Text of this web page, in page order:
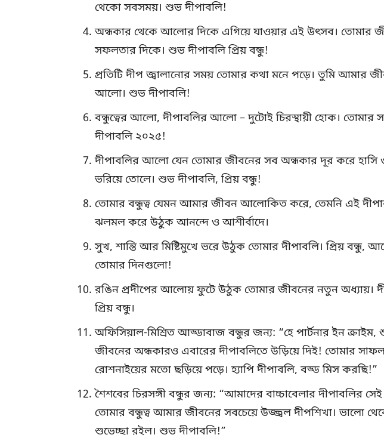
থেকো সবসময়। শুভ দীপাবলি!
অন্ধকার থেকে আলোর দিকে এগিয়ে যাওয়ার এই উৎসব। তোমার
সফলতার দিকে। শুভ দীপাবলি প্রিয় বন্ধু!
প্রতিটি দীপ জ্বালানোর সময় তোমার কথা মনে পড়ে। তুমি আমার
আলো। শুভ দীপাবলি!
বন্ধুত্বের আলো, দীপাবলির আলো – দুটোই চিরস্থায়ী হোক।
দীপাবলি ২০২৫!
দীপাবলির আলো যেন তোমার জীবনের সব অন্ধকার দূর করে
ভরিয়ে তোলে। শুভ দীপাবলি, প্রিয় বন্ধু!
তোমার বন্ধুত্ব যেমন আমার জীবন আলোকিত করে, তেমনি এই
ঝলমল করে উঠুক আনন্দে ও আশীর্বাদে।
সুখ, শান্তি আর মিষ্টিমুখে ভরে উঠুক তোমার দীপাবলি। প্রিয়
তোমার দিনগুলো!
রঙিন প্রদীপের আলোয় ফুটে উঠুক তোমার জীবনের নতুন অধ্যায়।
প্রিয় বন্ধু।
অফিসিয়াল-মিশ্রিত আড্ডাবাজ বন্ধুর জন্য: “হে পার্টনার ইন
জীবনের অন্ধকারও এবারের দীপাবলিতে উড়িয়ে দিই! তোমার
রোশনাইয়ের মতো ছড়িয়ে পড়ে। হ্যাপি দীপাবলি, বড্ড মিস করছি!”
শৈশবের চিরসঙ্গী বন্ধুর জন্য: “আমাদের বাচ্চাবেলার দীপাবলির
তোমার বন্ধুত্ব আমার জীবনের সবচেয়ে উজ্জ্বল দীপশিখা। ভালো
শুভেচ্ছা রইল। শুভ দীপাবলি!”